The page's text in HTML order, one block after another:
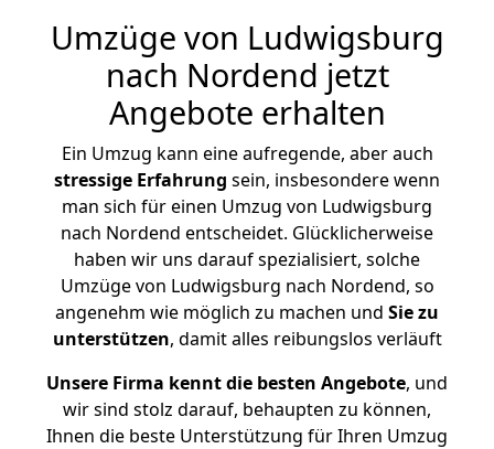
Umzüge von Ludwigsburg
nach Nordend jetzt
Angebote erhalten
Ein Umzug kann eine aufregende, aber auch
stressige Erfahrung sein, insbesondere wenn
man sich für einen Umzug von Ludwigsburg
nach Nordend entscheidet. Glücklicherweise
haben wir uns darauf spezialisiert, solche
Umzüge von Ludwigsburg nach Nordend, so
angenehm wie möglich zu machen und Sie zu
unterstützen, damit alles reibungslos verläuft
Unsere Firma kennt die besten Angebote, und
wir sind stolz darauf, behaupten zu können,
Ihnen die beste Unterstützung für Ihren Umzug